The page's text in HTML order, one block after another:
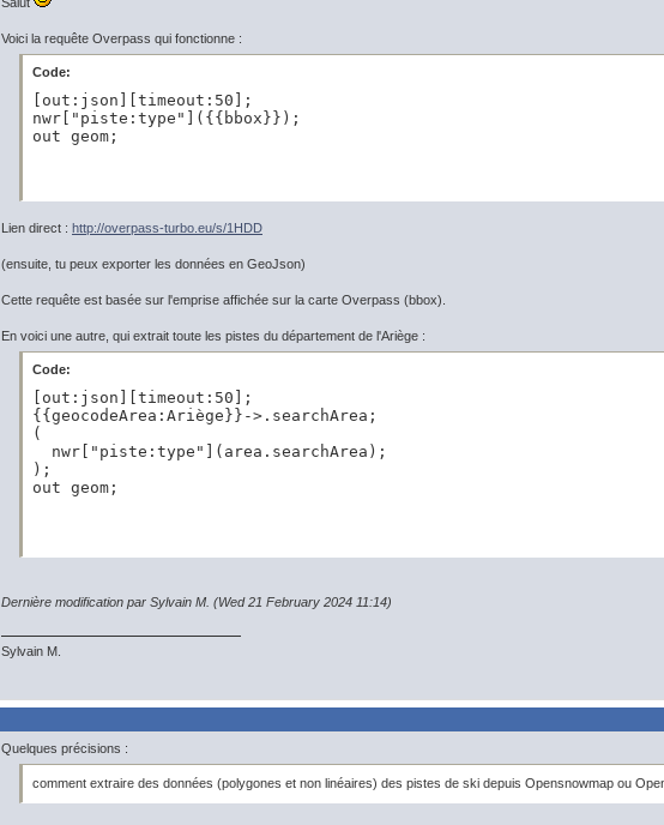
Voici la requête Overpass qui fonctionne :
Code:
[out:json][timeout:50];
nwr["piste:type"]({{bbox}});
out geom;
Lien direct : http://overpass-turbo.eu/s/1HDD
(ensuite, tu peux exporter les données en GeoJson)
Cette requête est basée sur l'emprise affichée sur la carte Overpass (bbox).
En voici une autre, qui extrait toute les pistes du département de l'Ariège :
Code:
[out:json][timeout:50];
{{geocodeArea:Ariège}}->.searchArea;
(
  nwr["piste:type"](area.searchArea);
);
out geom;
Dernière modification par Sylvain M. (Wed 21 February 2024 11:14)
Sylvain M.
Quelques précisions :
comment extraire des données (polygones et non linéaires) des pistes de ski depuis Opensnowmap ou